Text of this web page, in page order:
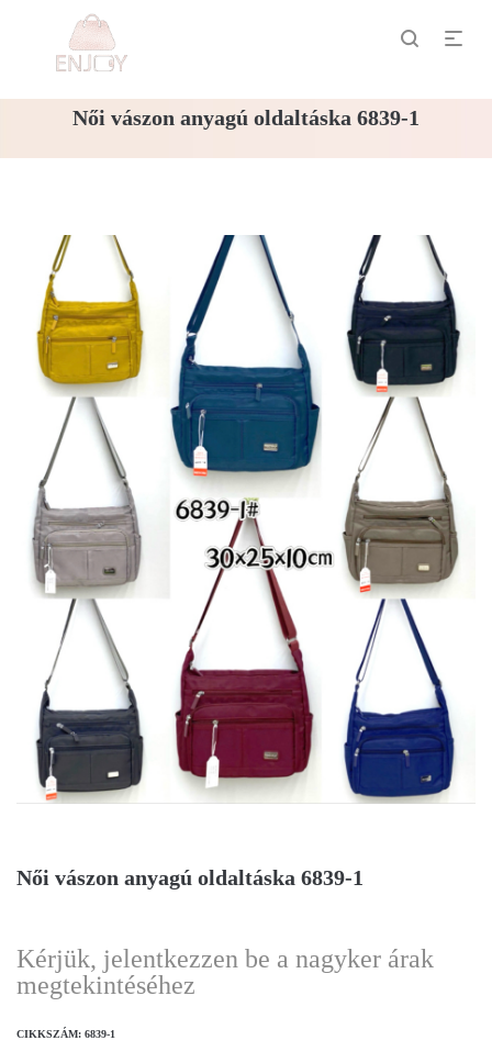
Női vászon anyagú oldaltáska 6839-1
Női vászon anyagú oldaltáska 6839-1
Kérjük, jelentkezzen be a nagyker árak
megtekintéséhez
CIKKSZÁM: 6839-1